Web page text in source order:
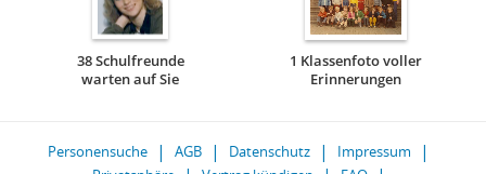
38 Schulfreunde
warten auf Sie
1 Klassenfoto voller
Erinnerungen
Personensuche AGB Datenschutz
Impressum